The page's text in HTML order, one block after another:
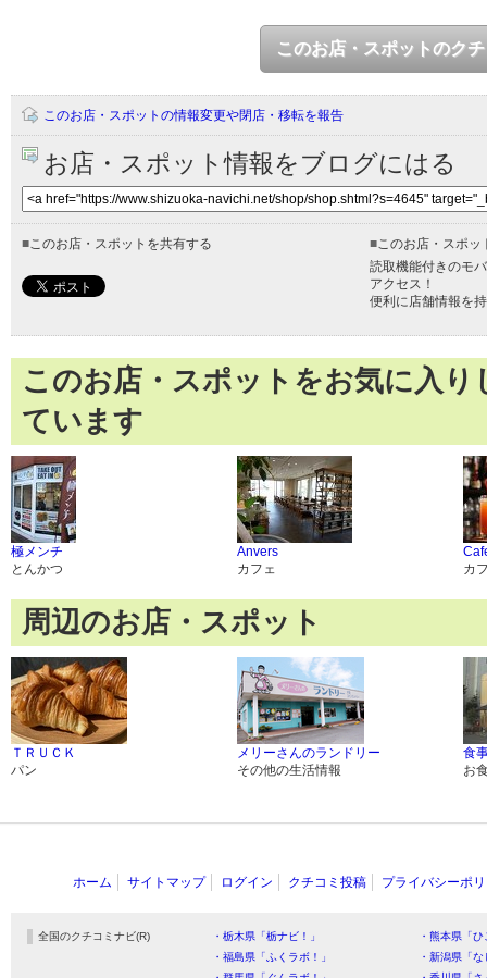
このお店・スポットのク
このお店・スポットの情報変更や閉店・移転を報告
お店・スポット情報をブログにはる
■このお店・スポットを共有する ■このお店・スポッ
読取機能付きのモ
アクセス！
便利に店舗情報を
このお店・スポットをお気に入
ています
極メンチ
とんかつ
Anvers
カフェ
カ
周辺のお店・スポット
ＴＲＵＣＫ
パン
メリーさんのランドリー
その他の生活情報
食
お
ホーム サイトマップ ログイン クチコミ投稿 プライバシーポ
全国のクチコミナビ(R) ・栃木県「栃ナビ！」
・熊本県「
・福島県「ふくラボ！」
・新潟県「